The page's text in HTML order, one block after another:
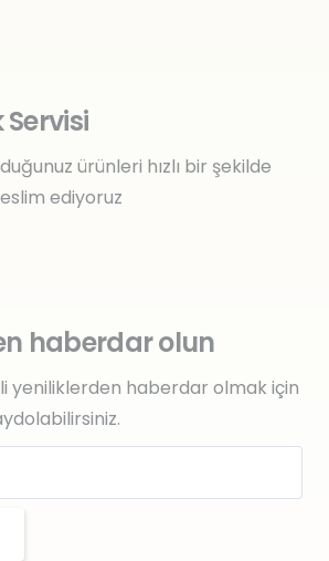
Servisi
ürünleri hızlı bir şekilde
ediyoruz
haberdar olun
yeniliklerden haberdar olmak için